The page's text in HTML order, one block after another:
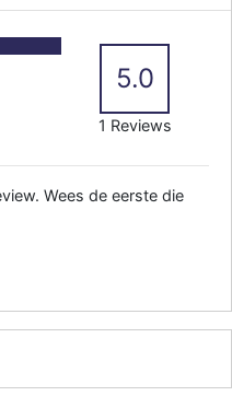
5.0
1 Reviews
Wees de eerste die